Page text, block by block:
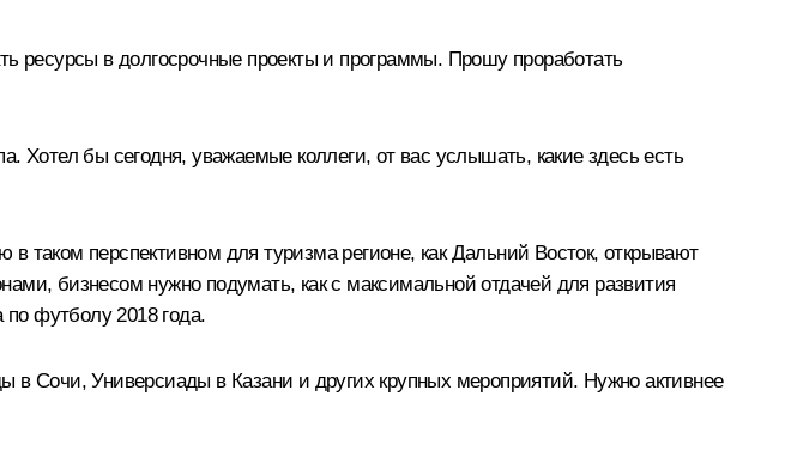
ресурсы в долгосрочные проекты и программы. Прошу проработать
Хотел бы сегодня, уважаемые коллеги, от вас услышать, какие здесь есть
таком перспективном для туризма регионе, как Дальний Восток, открывают
бизнесом нужно подумать, как с максимальной отдачей для развития
футболу 2018 года.
Сочи, Универсиады в Казани и других крупных мероприятий. Нужно активнее